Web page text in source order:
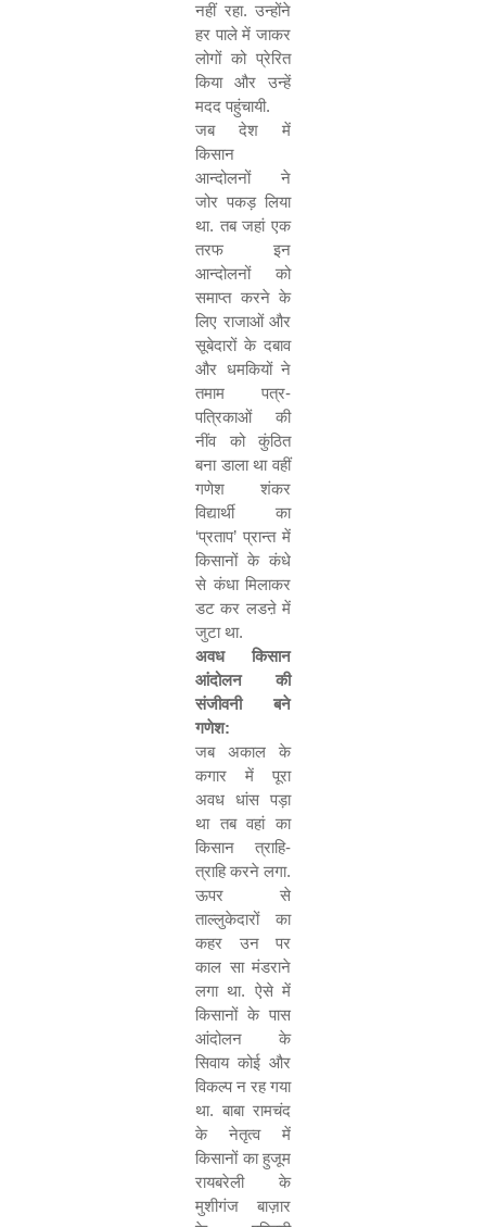
नहीं रहा. उन्होंने
हर पाले में जाकर
लोगों को प्रेरित
किया और उन्हें
मदद पहुंचायी.
जब देश में
किसान
आन्दोलनों ने
जोर पकड़ लिया
था. तब जहां एक
तरफ इन
आन्दोलनों को
समाप्त करने के
लिए राजाओं और
सूबेदारों के दबाव
और धमकियों ने
तमाम पत्र-
पत्रिकाओं की
नींव को कुंठित
बना डाला था वहीं
गणेश शंकर
विद्यार्थी का
‘प्रताप’ प्रान्त में
किसानों के कंधे
से कंधा मिलाकर
डट कर लडऩे में
जुटा था.
अवध किसान
आंदोलन की
संजीवनी बने
गणेश:
जब अकाल के
कगार में पूरा
अवध धांस पड़ा
था तब वहां का
किसान त्राहि-
त्राहि करने लगा.
ऊपर से
ताल्लुकेदारों का
कहर उन पर
काल सा मंडराने
लगा था. ऐसे में
किसानों के पास
आंदोलन के
सिवाय कोई और
विकल्प न रह गया
था. बाबा रामचंद
के नेतृत्व में
किसानों का हुजूम
रायबरेली के
मुशीगंज बाज़ार